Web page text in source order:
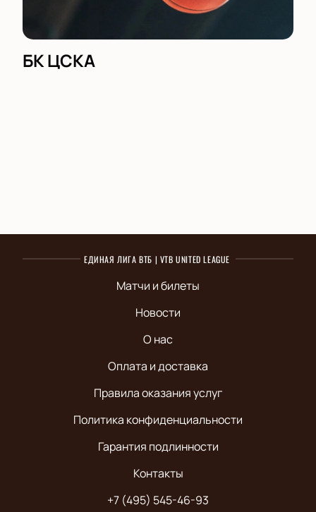
БК ЦСКА
ЕДИНАЯ ЛИГА ВТБ | VTB UNITED LEAGUE
Матчи и билеты
Новости
О нас
Оплата и доставка
Правила оказания услуг
Политика конфиденциальности
Гарантия подлинности
Контакты
+7 (495) 545-46-93